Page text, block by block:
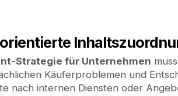
Strategie für Unternehmen
Käuferproblemen und
nach internen Diensten oder